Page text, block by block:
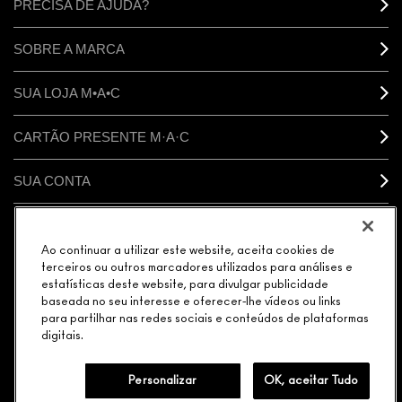
PRECISA DE AJUDA?
SOBRE A MARCA
SUA LOJA M•A•C
CARTÃO PRESENTE M·A·C
SUA CONTA
GERENCIAR COOKIES DO SITE
© MAKE-UP ART COSMETICS. TODOS OS DIREITOS MUNDIAIS
RESERVADOS.
Ao continuar a utilizar este website, aceita cookies de
terceiros ou outros marcadores utilizados para análises e
estatísticas deste website, para divulgar publicidade
baseada no seu interesse e oferecer-lhe vídeos ou links
para partilhar nas redes sociais e conteúdos de plataformas
digitais.
Personalizar OK, aceitar Tudo